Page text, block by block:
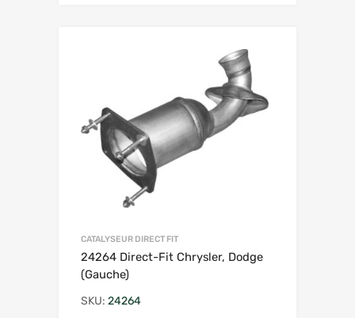
CATALYSEUR DIRECT FIT
24264 Direct-Fit Chrysler, Dodge
(Gauche)
SKU: 24264